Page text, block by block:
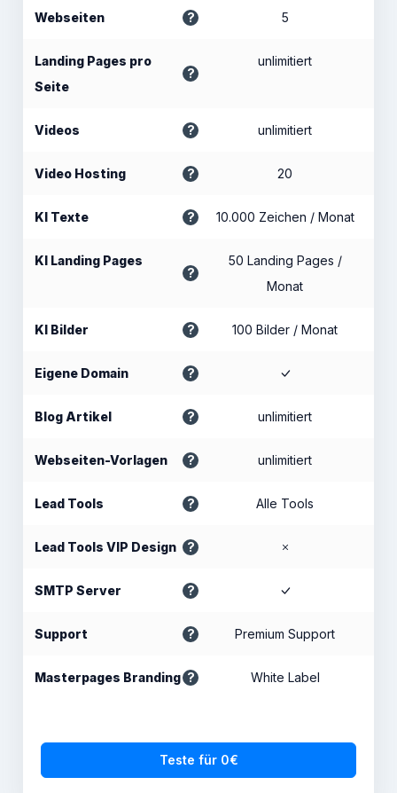
Webseiten 5
Landing Pages pro
Seite
unlimitiert
Videos unlimitiert
Video Hosting 20
KI Texte 10.000 Zeichen / Monat
KI Landing Pages
50 Landing Pages /
Monat
KI Bilder 100 Bilder / Monat
Eigene Domain
Blog Artikel unlimitiert
Webseiten-Vorlagen unlimitiert
Lead Tools Alle Tools
Lead Tools VIP Design
SMTP Server
Support Premium Support
Masterpages Branding White Label
Teste für 0€